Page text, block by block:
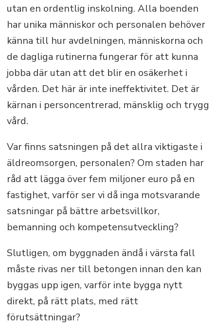
utan en ordentlig inskolning. Alla boenden
har unika människor och personalen behöver
känna till hur avdelningen, människorna och
de dagliga rutinerna fungerar för att kunna
jobba där utan att det blir en osäkerhet i
vården. Det här är inte ineffektivitet. Det är
kärnan i personcentrerad, mänsklig och trygg
vård.
Var finns satsningen på det allra viktigaste i
äldreomsorgen, personalen? Om staden har
råd att lägga över fem miljoner euro på en
fastighet, varför ser vi då inga motsvarande
satsningar på bättre arbetsvillkor,
bemanning och kompetensutveckling?
Slutligen, om byggnaden ändå i värsta fall
måste rivas ner till betongen innan den kan
byggas upp igen, varför inte bygga nytt
direkt, på rätt plats, med rätt
förutsättningar?